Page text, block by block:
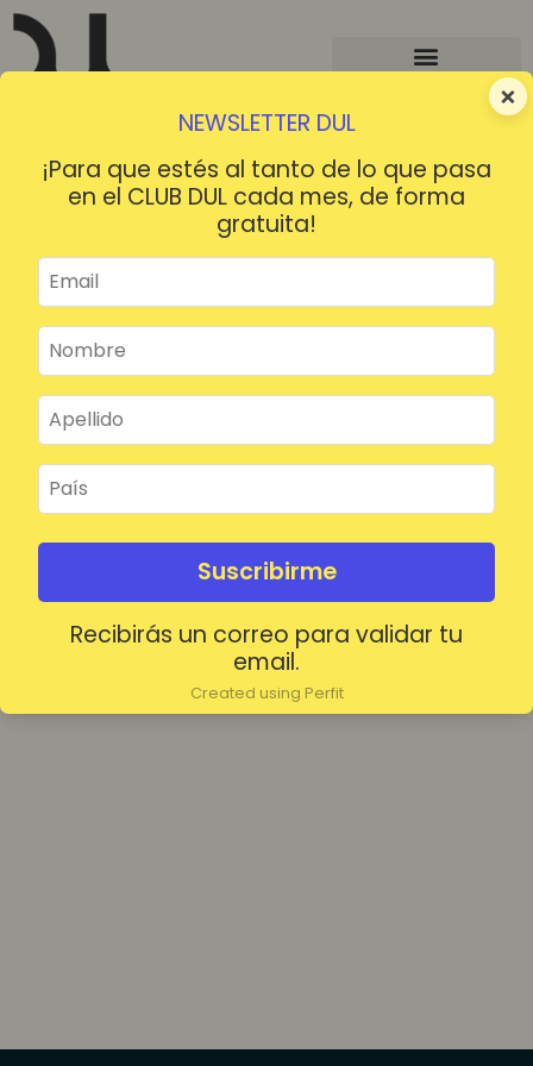
×
NEWSLETTER DUL
¡Para que estés al tanto de lo que pasa
en el CLUB DUL cada mes, de forma
gratuita!
Suscribirme
Recibirás un correo para validar tu
email.
Created using Perfit
¡HOLA!
Mantenerme conectado
Acceder